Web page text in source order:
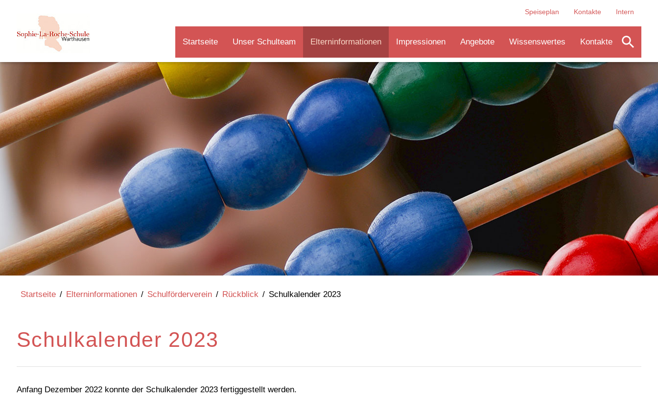
Speiseplan Kontakte Intern
search
Startseite Unser Schulteam Elterninformationen Impressionen Angebote Wissenswertes Kontakte
Startseite / Elterninformationen / Schulförderverein / Rückblick / Schulkalender 2023
Schulkalender 2023
Anfang Dezember 2022 konnte der Schulkalender 2023 fertiggestellt werden.